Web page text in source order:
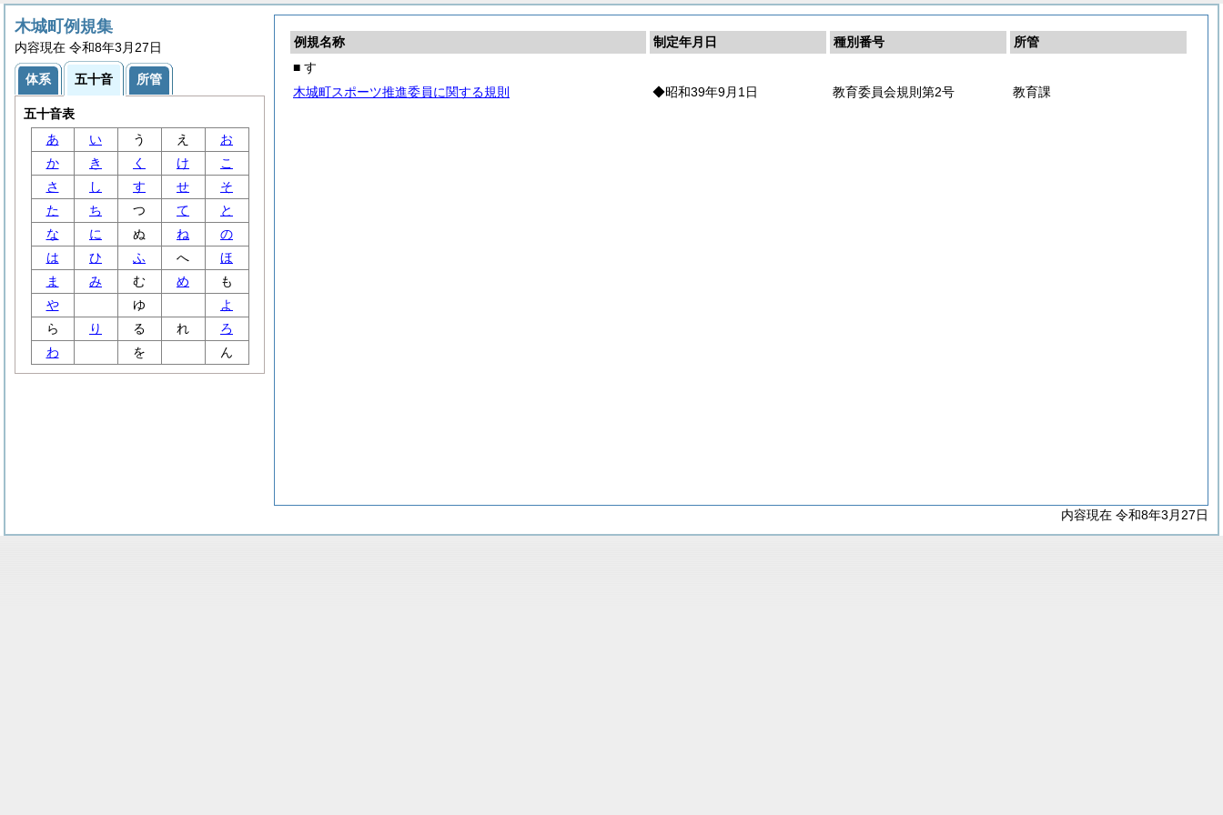
例規名称 制定年月日 種別番号
所管
■ す
木城町スポーツ推進委員に関する規則
◆昭和39年9月1日 教育委員会規則第2号 教育課
内容現在 令和8年3月27日
木城町例規集
内容現在 令和8年3月27日
体系 五十音 所管
五十音表
あ
い う え
お
か
き く け
こ
さ
し す せ
そ
た
ち つ て
と
な
に ぬ ね
の
は
ひ ふ へ
ほ
ま
み む め
も
や
ゆ
よ
ら
り る れ
ろ
わ
を ん